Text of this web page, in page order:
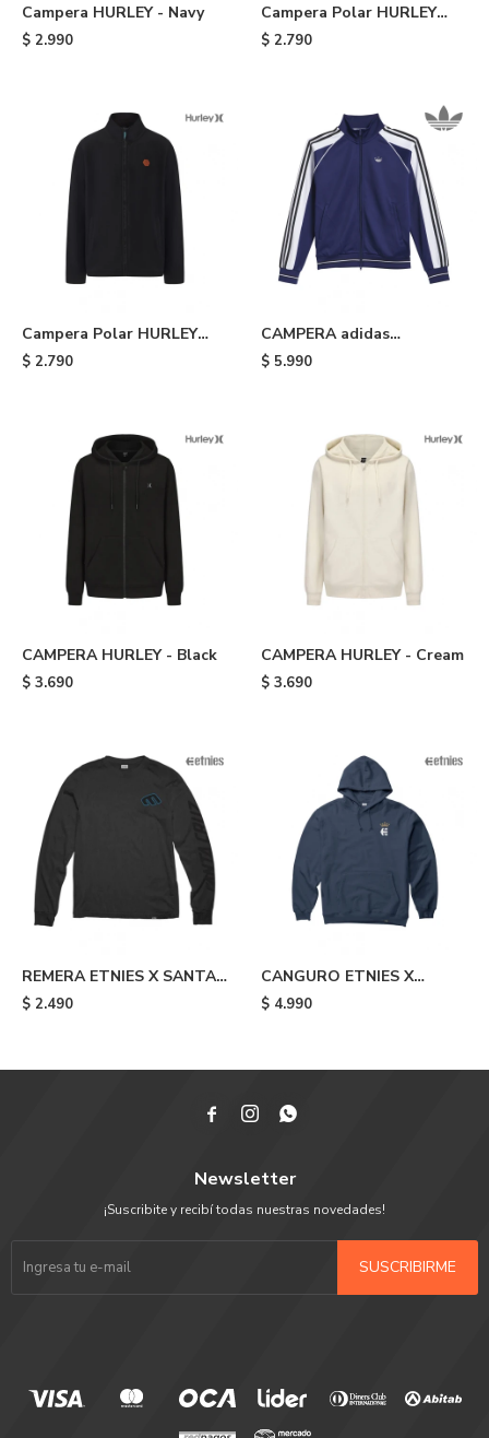
Campera HURLEY - Navy
$ 2.990
Campera Polar HURLEY
Terra - Green
$ 2.790
Campera Polar HURLEY
Terra - Black
$ 2.790
CAMPERA adidas
TYSHAWN - Blue
$ 5.990
CAMPERA HURLEY - Black
$ 3.690
CAMPERA HURLEY - Cream
$ 3.690
REMERA ETNIES X SANTA
CRUZ SCREAMING HAND -
$ 2.490
CANGURO ETNIES X
AURELIEN GIRAUD
$ 4.990
  
Newsletter
¡Suscribite y recibí todas nuestras novedades!
SUSCRIBIRME